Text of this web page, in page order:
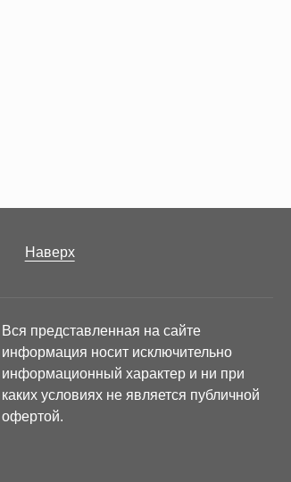
Наверх
Вся представленная на сайте
информация носит исключительно
информационный характер и ни при
каких условиях не является публичной
офертой.